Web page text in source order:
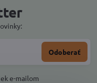
Odoberať
e-mailom